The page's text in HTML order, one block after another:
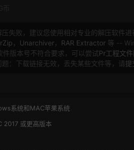
失败，建议您使用相对专业的解压软件进
， Unarchiver， RAR Extractor 等 --
版本号不符合要求，可以尝试Pr工程文
：下载链接无效，丢失某些文件等，请提
系统和MAC苹果系统
2017 或更高版本